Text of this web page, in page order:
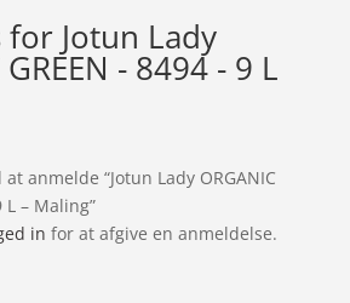
for Jotun Lady
- 8494 - 9 L
anmelde “Jotun Lady ORGANIC
L – Maling”
in for at afgive en anmeldelse.